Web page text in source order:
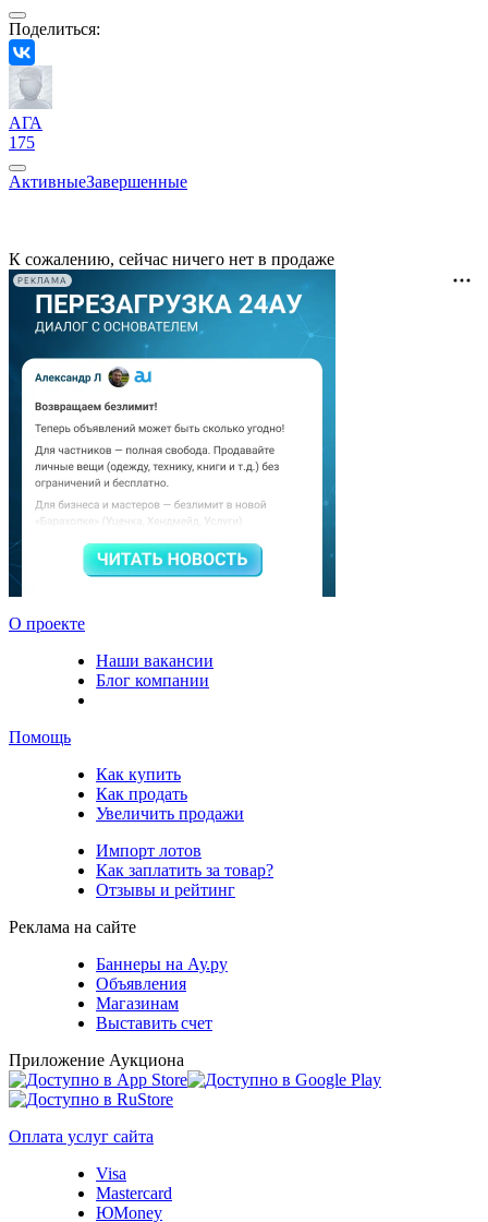
Поделиться:
АГА
175
АктивныеЗавершенные
К сожалению, сейчас ничего нет в продаже
РЕКЛАМА
О проекте
Наши вакансии
Блог компании
Помощь
Как купить
Как продать
Увеличить продажи
Импорт лотов
Как заплатить за товар?
Отзывы и рейтинг
Реклама на сайте
Баннеры на Ау.ру
Объявления
Магазинам
Выставить счет
Приложение Аукциона
Оплата услуг сайта
Visa
Mastercard
ЮMoney